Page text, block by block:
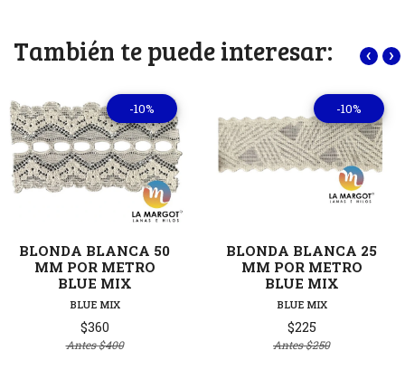
También te puede interesar:
-10%
BLONDA BLANCA 50
MM POR METRO
BLUE MIX
BLUE MIX
$360
Antes$400
-10%
BLONDA BLANCA 25
MM POR METRO
BLUE MIX
BLUE MIX
$225
Antes$250
‹ ›